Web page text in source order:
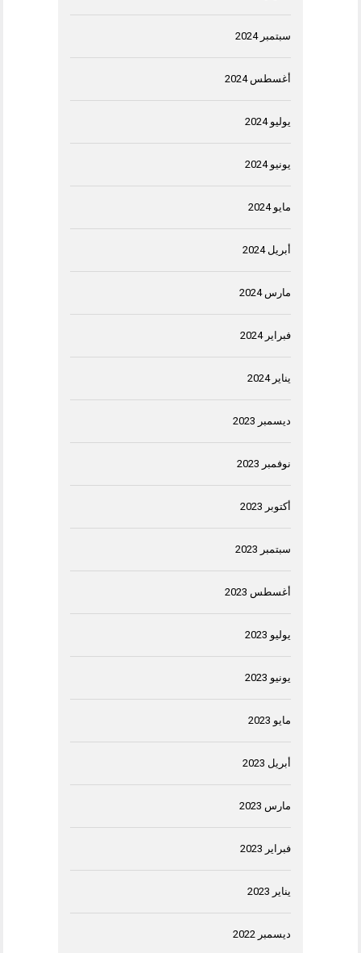
سبتمبر 2024
أغسطس 2024
يوليو 2024
يونيو 2024
مايو 2024
أبريل 2024
مارس 2024
فبراير 2024
يناير 2024
ديسمبر 2023
نوفمبر 2023
أكتوبر 2023
سبتمبر 2023
أغسطس 2023
يوليو 2023
يونيو 2023
مايو 2023
أبريل 2023
مارس 2023
فبراير 2023
يناير 2023
ديسمبر 2022